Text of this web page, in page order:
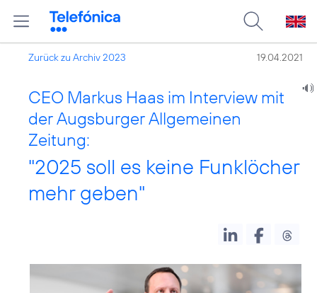
Zurück zu Archiv 2023 19.04.2021
CEO Markus Haas im Interview mit
der Augsburger Allgemeinen
Zeitung:
"2025 soll es keine Funklöcher
mehr geben"